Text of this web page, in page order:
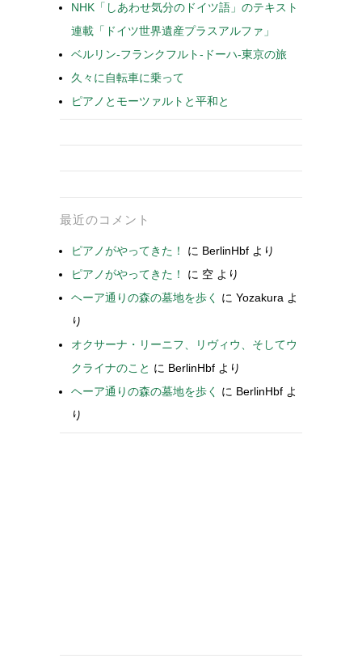
NHK「しあわせ気分のドイツ語」のテキスト
連載「ドイツ世界遺産プラスアルファ」
ベルリン-フランクフルト-ドーハ-東京の旅
久々に自転車に乗って
ピアノとモーツァルトと平和と
最近のコメント
ピアノがやってきた！ に BerlinHbf より
ピアノがやってきた！
に 空 より
ヘーア通りの森の墓地を歩く
に Yozakura よ
り
オクサーナ・リーニフ、リヴィウ、そしてウ
クライナのこと に BerlinHbf より
ヘーア通りの森の墓地を歩く
に BerlinHbf よ
り